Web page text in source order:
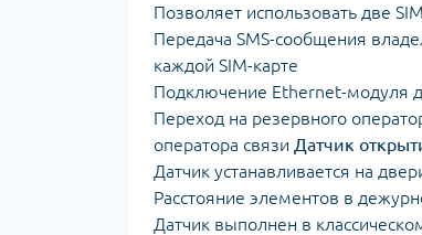
Позволяет использовать две
Передача SMS-сообщения
каждой SIM-карте
Подключение Ethernet-модуля
Переход на резервного
оператора связи Датчик
Датчик устанавливается на
Расстояние элементов в
Датчик выполнен в